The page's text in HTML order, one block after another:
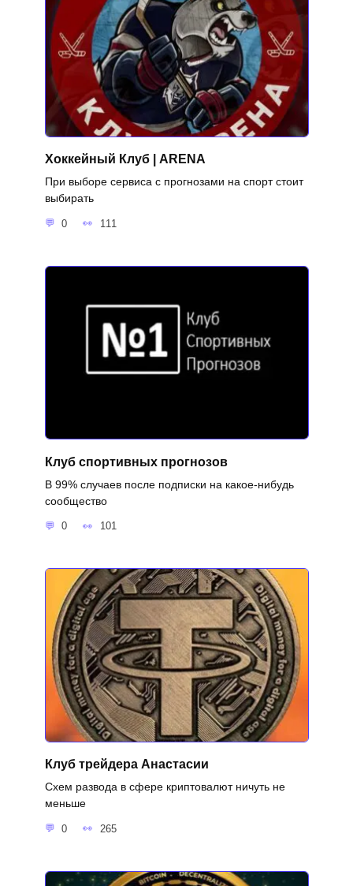
Хоккейный Клуб | ARENA
При выборе сервиса с прогнозами на спорт стоит
выбирать
0 111
Клуб спортивных прогнозов
В 99% случаев после подписки на какое-нибудь
сообщество
0 101
Клуб трейдера Анастасии
Схем развода в сфере криптовалют ничуть не
меньше
0 265